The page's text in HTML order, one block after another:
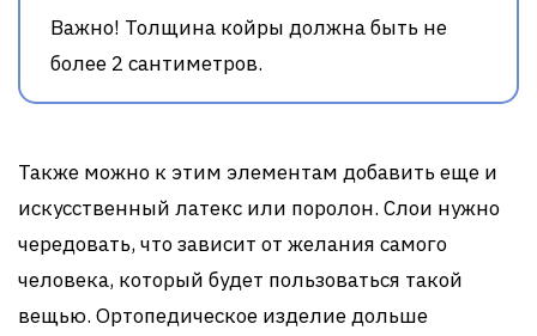
Важно! Толщина койры должна быть не
более 2 сантиметров.
Также можно к этим элементам добавить еще и
искусственный латекс или поролон. Слои нужно
чередовать, что зависит от желания самого
человека, который будет пользоваться такой
вещью. Ортопедическое изделие дольше